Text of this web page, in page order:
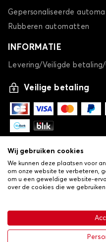
€ 26,24
Gepersonaliseerde
Rubberen automatten
INFORMATIE
Levering/Veiligde
Veilige betaling
Algemene
•Livraison
Wij gebruiken cookies
We kunnen deze plaatsen voor
om onze website te verbeteren,
om u een geweldige website-
over de cookies die we